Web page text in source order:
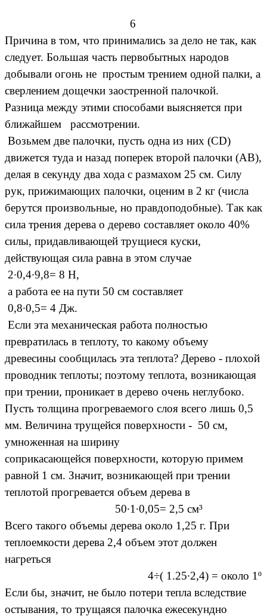
6
Причина в том, что принимались за дело не так, как
следует. Большая часть первобытных народов
добывали огонь не простым трением одной палки, а
сверлением дощечки заостренной палочкой.
Разница между этими способами выясняется при
ближайшем рассмотрении.
Возьмем две палочки, пусть одна из них (CD)
движется туда и назад поперек второй палочки (AB),
делая в секунду два хода с размахом 25 см. Силу
рук, прижимающих палочки, оценим в 2 кг (числа
берутся произвольные, но правдоподобные). Так как
сила трения дерева о дерево составляет около 40%
силы, придавливающей трущиеся куски,
действующая сила равна в этом случае
2·0,4·9,8= 8 Н,
а работа ее на пути 50 см составляет
0,8·0,5= 4 Дж.
Если эта механическая работа полностью
превратилась в теплоту, то какому объему
древесины сообщилась эта теплота? Дерево - плохой
проводник теплоты; поэтому теплота, возникающая
при трении, проникает в дерево очень неглубоко.
Пусть толщина прогреваемого слоя всего лишь 0,5
мм. Величина трущейся поверхности - 50 см,
умноженная на ширину
соприкасающейся поверхности, которую примем
равной 1 см. Значит, возникающей при трении
теплотой прогревается объем дерева в
50·1·0,05= 2,5 см³
Всего такого объемы дерева около 1,25 г. При
теплоемкости дерева 2,4 объем этот должен
нагреться
4÷( 1.25·2,4) = около 1º
Если бы, значит, не было потери тепла вследствие
остывания, то трущаяся палочка ежесекундно